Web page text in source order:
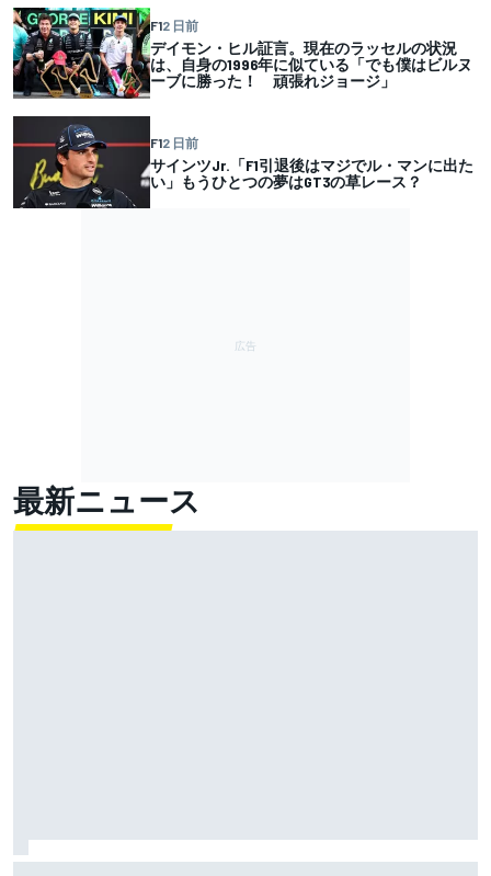
F12 日前
デイモン・ヒル証言。現在のラッセルの状況
は、自身の1996年に似ている「でも僕はビルヌ
ーブに勝った！ 頑張れジョージ」
F12 日前
サインツJr.「F1引退後はマジでル・マンに出た
い」もうひとつの夢はGT3の草レース？
最新ニュース